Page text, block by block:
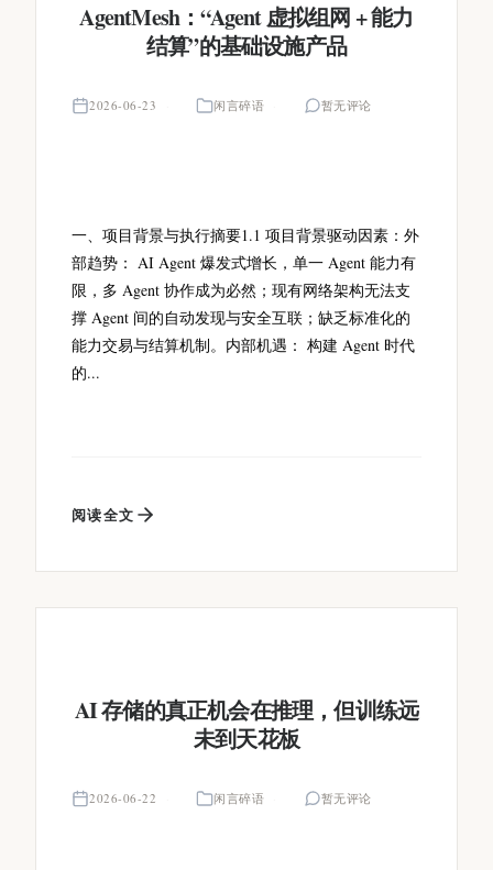
AgentMesh：“Agent 虚拟组网 + 能力
结算”的基础设施产品
2026-06-23 闲言碎语 暂无评论
一、项目背景与执行摘要1.1 项目背景驱动因素：外
部趋势： AI Agent 爆发式增长，单一 Agent 能力有
限，多 Agent 协作成为必然；现有网络架构无法支
撑 Agent 间的自动发现与安全互联；缺乏标准化的
能力交易与结算机制。内部机遇： 构建 Agent 时代
的...
阅读全文
AI 存储的真正机会在推理，但训练远
未到天花板
2026-06-22 闲言碎语 暂无评论